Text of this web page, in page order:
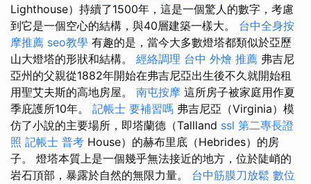
Lighthouse）持續了1500年，這是一個驚人的數字，考慮
到它是一個空心的結構，與40層建築一樣大。 台中全身按
摩推薦 seo教學 有趣的是，當今大多數燈塔都類似於亞歷
山大燈塔的形狀和結構。 經絡調理 台中 外燴 推薦 弗吉尼
亞州的父親從1882年開始在弗吉尼亞出生後不久就開始租
用聖艾夫斯的高地房屋。 南屯按摩 這所房子被家庭用作夏
季庇護所10年。 記帳士 要補習嗎 弗吉尼亞（Virginia）模
仿了小說的主要場所，即塔蘭德（Tallland ssl 第二專長證
照 記帳士 普考 House）的赫布里底（Hebrides）的房
子。 燈塔本質上是一個幾乎無法接近的地方，位於陡峭的
岩石頂部，暴露於自然的無限力量。 台中筋膜刀放鬆 數位